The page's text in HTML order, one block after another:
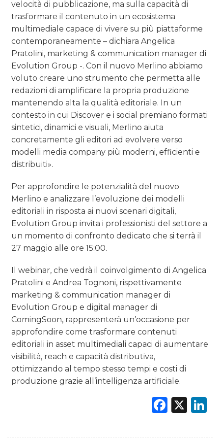
velocità di pubblicazione, ma sulla capacità di
trasformare il contenuto in un ecosistema
multimediale capace di vivere su più piattaforme
contemporaneamente – dichiara Angelica
Pratolini, marketing & communication manager di
Evolution Group -. Con il nuovo Merlino abbiamo
voluto creare uno strumento che permetta alle
redazioni di amplificare la propria produzione
mantenendo alta la qualità editoriale. In un
contesto in cui Discover e i social premiano formati
sintetici, dinamici e visuali, Merlino aiuta
concretamente gli editori ad evolvere verso
modelli media company più moderni, efficienti e
distribuiti».
Per approfondire le potenzialità del nuovo
Merlino e analizzare l’evoluzione dei modelli
editoriali in risposta ai nuovi scenari digitali,
Evolution Group invita i professionisti del settore a
un momento di confronto dedicato che si terrà il
27 maggio alle ore 15:00.
Il webinar, che vedrà il coinvolgimento di Angelica
Pratolini e Andrea Tognoni, rispettivamente
marketing & communication manager di
Evolution Group e digital manager di
ComingSoon, rappresenterà un’occasione per
approfondire come trasformare contenuti
editoriali in asset multimediali capaci di aumentare
visibilità, reach e capacità distributiva,
ottimizzando al tempo stesso tempi e costi di
produzione grazie all’intelligenza artificiale.
X